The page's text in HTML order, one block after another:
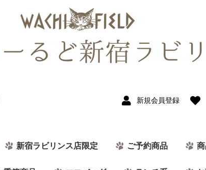
新規会員登録
新宿ラビリンス店限定 ご予約商品